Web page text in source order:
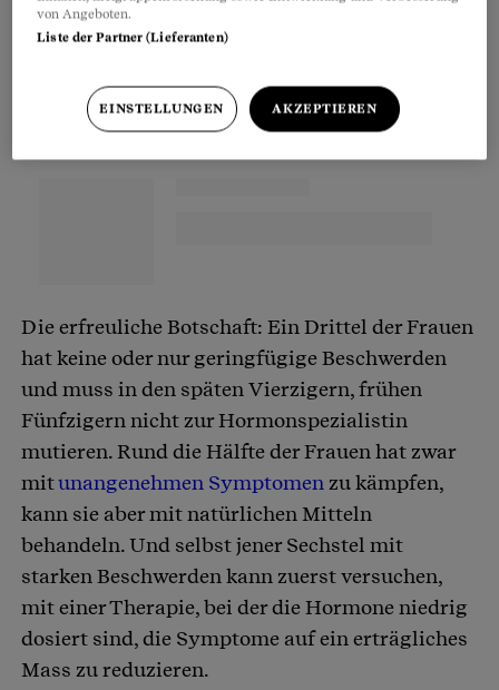
Die erfreuliche Botschaft: Ein Drittel der Frauen
hat keine oder nur geringfügige Beschwerden
und muss in den späten Vierzigern, frühen
Fünfzigern nicht zur Hormonspezialistin
mutieren. Rund die Hälfte der Frauen hat zwar
mitunangenehmen Symptomenzu kämpfen,
kann sie aber mit natürlichen Mitteln
behandeln. Und selbst jener Sechstel mit
starken Beschwerden kann zuerst versuchen,
mit einer Therapie, bei der die Hormone niedrig
dosiert sind, die Symptome auf ein erträgliches
Mass zu reduzieren.
von Angeboten.
Liste der Partner (Lieferanten)
EINSTELLUNGEN AKZEPTIEREN